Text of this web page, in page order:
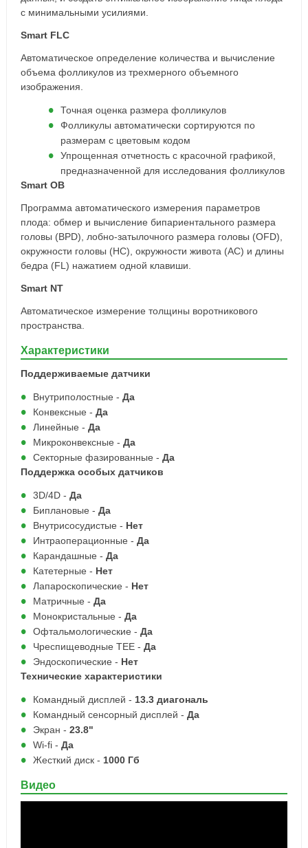
с минимальными усилиями.
Smart FLC
Автоматическое определение количества и вычисление
объема фолликулов из трехмерного объемного
изображения.
Точная оценка размера фолликулов
Фолликулы автоматически сортируются по
размерам с цветовым кодом
Упрощенная отчетность с красочной графикой,
предназначенной для исследования фолликулов
Smart OB
Программа автоматического измерения параметров
плода: обмер и вычисление бипариентального размера
головы (BPD), лобно-затылочного размера головы (OFD),
окружности головы (HC), окружности живота (AC) и длины
бедра (FL) нажатием одной клавиши.
Smart NT
Автоматическое измерение толщины воротникового
пространства.
Характеристики
Поддерживаемые датчики
Внутриполостные - Да
Конвексные - Да
Линейные - Да
Микроконвексные - Да
Секторные фазированные - Да
Поддержка особых датчиков
3D/4D - Да
Биплановые - Да
Внутрисосудистые - Нет
Интраоперационные - Да
Карандашные - Да
Катетерные - Нет
Лапароскопические - Нет
Матричные - Да
Монокристальные - Да
Офтальмологические - Да
Чреспищеводные TEE - Да
Эндоскопические - Нет
Технические характеристики
Командный дисплей - 13.3 диагональ
Командный сенсорный дисплей - Да
Экран - 23.8"
Wi-fi - Да
Жесткий диск - 1000 Гб
Видео